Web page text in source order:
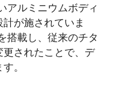
アルミニウムボディ
が施されていま
搭載し、従来のチタ
されたことで、デ
。